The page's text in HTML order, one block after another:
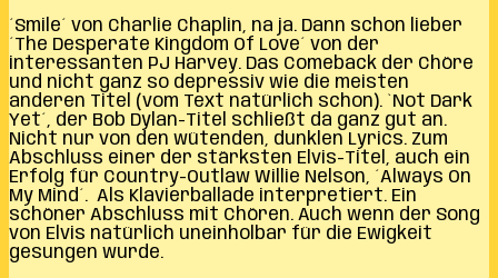
´Smile´ von Charlie Chaplin, na ja. Dann schon lieber
´The Desperate Kingdom Of Love´ von der
interessanten PJ Harvey. Das Comeback der Chöre
und nicht ganz so depressiv wie die meisten
anderen Titel (vom Text natürlich schon). `Not Dark
Yet´, der Bob Dylan-Titel schließt da ganz gut an.
Nicht nur von den wütenden, dunklen Lyrics. Zum
Abschluss einer der stärksten Elvis-Titel, auch ein
Erfolg für Country-Outlaw Willie Nelson, ´Always On
My Mind´. Als Klavierballade interpretiert. Ein
schöner Abschluss mit Chören. Auch wenn der Song
von Elvis natürlich uneinholbar für die Ewigkeit
gesungen wurde.